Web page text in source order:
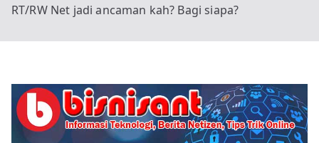
RT/RW Net jadi ancaman kah? Bagi siapa?